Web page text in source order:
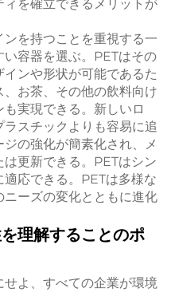
を確立できるメリットが
を持つことを重視する一
容器を選ぶ。PETはその
ンや形状が可能であるた
お茶、その他の飲料向け
実現できる。新しいロ
スチックよりも容易に追
の強化が簡素化され、メ
更新できる。PETはシン
応できる。PETは多様な
ーズの変化とともに進化
理解することのポ
よ、すべての企業が環境